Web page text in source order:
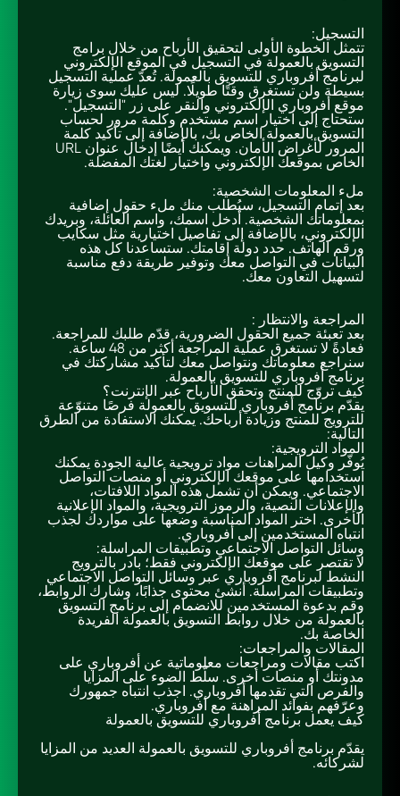
التسجيل:
تتمثل الخطوة الأولى لتحقيق الأرباح من خلال برامج
التسويق بالعمولة في التسجيل في الموقع الإلكتروني
لبرنامج أفروباري للتسويق بالعمولة. تُعدّ عملية التسجيل
بسيطة ولن تستغرق وقتًا طويلًا. ليس عليك سوى زيارة
موقع أفروباري الإلكتروني والنقر على زر "التسجيل".
ستحتاج إلى اختيار اسم مستخدم وكلمة مرور لحساب
التسويق بالعمولة الخاص بك، بالإضافة إلى تأكيد كلمة
المرور لأغراض الأمان. ويمكنك أيضًا إدخال عنوان URL
الخاص بموقعك الإلكتروني واختيار لغتك المفضلة.
ملء المعلومات الشخصية:
بعد إتمام التسجيل، سيُطلب منك ملء حقول إضافية
بمعلوماتك الشخصية. أدخل اسمك، واسم العائلة، وبريدك
الإلكتروني، بالإضافة إلى تفاصيل اختيارية مثل سكايب
ورقم الهاتف. حدد دولة إقامتك. ستساعدنا كل هذه
البيانات في التواصل معك وتوفير طريقة دفع مناسبة
لتسهيل التعاون معك.
المراجعة والانتظار :
بعد تعبئة جميع الحقول الضرورية، قدّم طلبك للمراجعة.
فعادةً لا تستغرق عملية المراجعة أكثر من 48 ساعة.
سنراجع معلوماتك ونتواصل معك لتأكيد مشاركتك في
برنامج أفروباري للتسويق بالعمولة.
كيف تروّج للمنتج وتحقق الأرباح عبر الإنترنت؟
يقدّم برنامج أفروباري للتسويق بالعمولة فرصًا متنوّعة
للترويج للمنتج وزيادة أرباحك. يمكنك الاستفادة من الطرق
التالية:
المواد الترويجية:
يُوفّر وكيل المراهنات مواد ترويجية عالية الجودة يمكنك
استخدامها على موقعك الإلكتروني أو منصات التواصل
الاجتماعي. ويمكن أن تشمل هذه المواد اللافتات،
والإعلانات النصية، والرموز الترويجية، والمواد الإعلانية
الأخرى. اختر المواد المناسبة وضعها على مواردك لجذب
انتباه المستخدمين إلى أفروباري.
وسائل التواصل الاجتماعي وتطبيقات المراسلة:
لا تقتصر على موقعك الإلكتروني فقط؛ بادر بالترويج
النشط لبرنامج أفروباري عبر وسائل التواصل الاجتماعي
وتطبيقات المراسلة. أنشئ محتوى جذابًا، وشارك الروابط،
وقم بدعوة المستخدمين للانضمام إلى برنامج التسويق
بالعمولة من خلال روابط التسويق بالعمولة الفريدة
الخاصة بك.
المقالات والمراجعات:
اكتب مقالات ومراجعات معلوماتية عن أفروباري على
مدونتك أو منصات أخرى. سلّط الضوء على المزايا
والفرص التي تقدمها أفروباري. اجذب انتباه جمهورك
وعرّفهم بفوائد المراهنة مع أفروباري.
كيف يعمل برنامج أفروباري للتسويق بالعمولة
يقدّم برنامج أفروباري للتسويق بالعمولة العديد من المزايا
لشركائه.